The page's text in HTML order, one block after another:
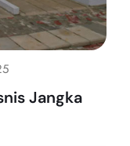
Jangka